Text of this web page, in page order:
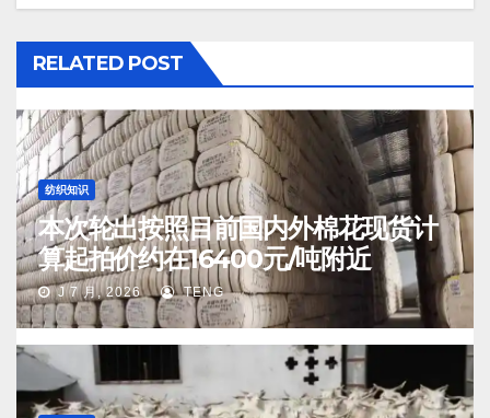
RELATED POST
纺织知识
本次轮出按照目前国内外棉花现货计
算起拍价约在16400元/吨附近
J 7 月, 2026 TENG